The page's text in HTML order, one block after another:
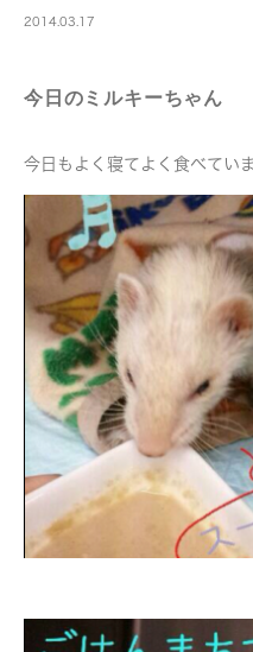
2014.03.17
今日のミルキーちゃん
今日もよく寝てよく食べてい